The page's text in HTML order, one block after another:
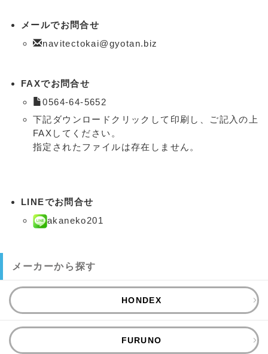
メールでお問合せ
navitectokai@gyotan.biz
FAXでお問合せ
0564-64-5652
下記ダウンロードクリックして印刷し、ご記入の上
FAXしてください。
指定されたファイルは存在しません。
LINEでお問合せ
akaneko201
メーカーから探す
HONDEX
FURUNO